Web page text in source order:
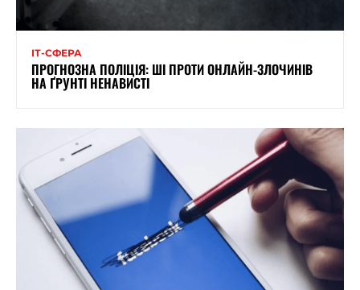
ІТ-СФЕРА
ПРОГНОЗНА ПОЛІЦІЯ: ШІ ПРОТИ ОНЛАЙН-ЗЛОЧИНІВ
НА ҐРУНТІ НЕНАВИСТІ